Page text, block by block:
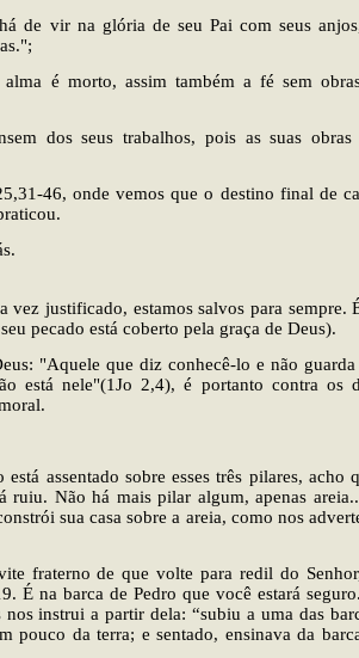
de vir na glória de seu Pai com seus
é morto, assim também a fé sem
dos seus trabalhos, pois as suas obras
46, onde vemos que o destino final de
justificado, estamos salvos para sempre.
pecado está coberto pela graça de Deus).
"Aquele que diz conhecê-lo e não guarda
está nele"(1Jo 2,4), é portanto contra os
assentado sobre esses três pilares, acho
ruiu. Não há mais pilar algum, apenas
sua casa sobre a areia, como nos
fraterno de que volte para redil do
É na barca de Pedro que você estará
instrui a partir dela: “subiu a uma das
pouco da terra; e sentado, ensinava da